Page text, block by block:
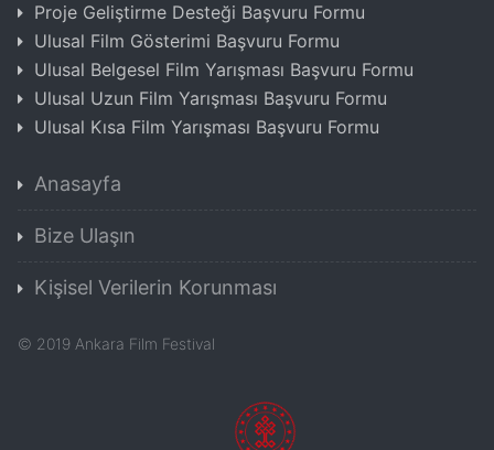
Proje Geliştirme Desteği Başvuru Formu
Ulusal Film Gösterimi Başvuru Formu
Ulusal Belgesel Film Yarışması Başvuru Formu
Ulusal Uzun Film Yarışması Başvuru Formu
Ulusal Kısa Film Yarışması Başvuru Formu
Anasayfa
Bize Ulaşın
Kişisel Verilerin Korunması
© 2019 Ankara Film Festival